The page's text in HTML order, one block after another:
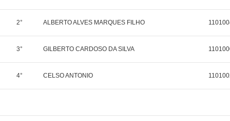
2° ALBERTO ALVES MARQUES FILHO
3° GILBERTO CARDOSO DA SILVA
4° CELSO ANTONIO